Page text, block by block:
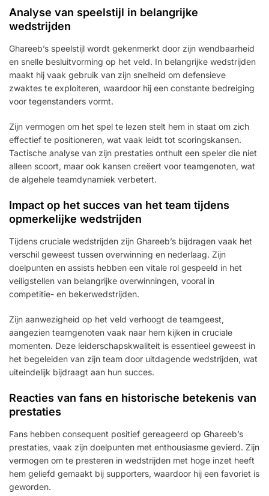
Analyse van speelstijl in belangrijke
wedstrijden
Ghareeb’s speelstijl wordt gekenmerkt door zijn wendbaarheid
en snelle besluitvorming op het veld. In belangrijke wedstrijden
maakt hij vaak gebruik van zijn snelheid om defensieve
zwaktes te exploiteren, waardoor hij een constante bedreiging
voor tegenstanders vormt.
Zijn vermogen om het spel te lezen stelt hem in staat om zich
effectief te positioneren, wat vaak leidt tot scoringskansen.
Tactische analyse van zijn prestaties onthult een speler die niet
alleen scoort, maar ook kansen creëert voor teamgenoten, wat
de algehele teamdynamiek verbetert.
Impact op het succes van het team tijdens
opmerkelijke wedstrijden
Tijdens cruciale wedstrijden zijn Ghareeb’s bijdragen vaak het
verschil geweest tussen overwinning en nederlaag. Zijn
doelpunten en assists hebben een vitale rol gespeeld in het
veiligstellen van belangrijke overwinningen, vooral in
competitie- en bekerwedstrijden.
Zijn aanwezigheid op het veld verhoogt de teamgeest,
aangezien teamgenoten vaak naar hem kijken in cruciale
momenten. Deze leiderschapskwaliteit is essentieel geweest in
het begeleiden van zijn team door uitdagende wedstrijden, wat
uiteindelijk bijdraagt aan hun succes.
Reacties van fans en historische betekenis van
prestaties
Fans hebben consequent positief gereageerd op Ghareeb’s
prestaties, vaak zijn doelpunten met enthousiasme gevierd. Zijn
vermogen om te presteren in wedstrijden met hoge inzet heeft
hem geliefd gemaakt bij supporters, waardoor hij een favoriet is
geworden.